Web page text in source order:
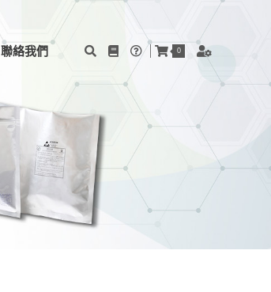
聯絡我們 0